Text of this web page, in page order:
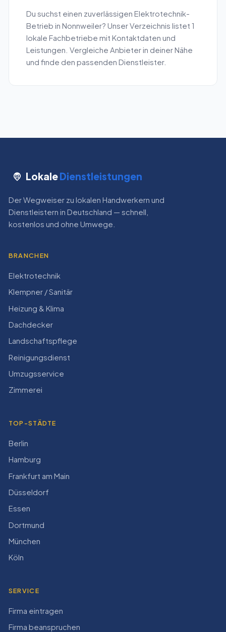
Du suchst einen zuverlässigen Elektrotechnik-
Betrieb in Nonnweiler? Unser Verzeichnis listet 1
lokale Fachbetriebe mit Kontaktdaten und
Leistungen. Vergleiche Anbieter in deiner Nähe
und finde den passenden Dienstleister.
LokaleDienstleistungen
Der Wegweiser zu lokalen Handwerkern und
Dienstleistern in Deutschland — schnell,
kostenlos und ohne Umwege.
BRANCHEN
Elektrotechnik
Klempner / Sanitär
Heizung & Klima
Dachdecker
Landschaftspflege
Reinigungsdienst
Umzugsservice
Zimmerei
TOP-STÄDTE
Berlin
Hamburg
Frankfurt am Main
Düsseldorf
Essen
Dortmund
München
Köln
SERVICE
Firma eintragen
Firma beanspruchen